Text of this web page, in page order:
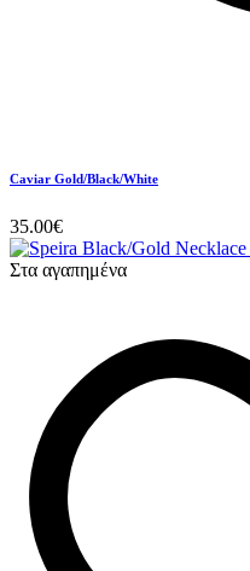
Caviar Gold/Black/White
35.00€
Στα αγαπημένα